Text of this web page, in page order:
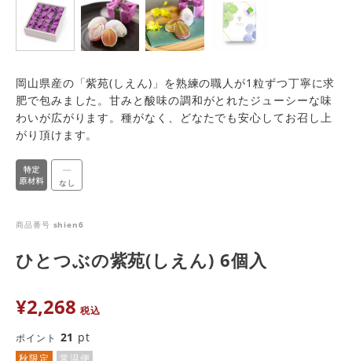
岡山県産の「紫苑(しえん)」を熟練の職人が1粒ずつ丁寧に求
肥で包みました。甘みと酸味の調和がとれたジューシーな味
わいが広がります。種がなく、どなたでも安心してお召し上
がり頂けます。
商品番号 shien6
ひとつぶの紫苑(しえん) 6個入
¥2,268 税込
ポイント 21 pt
秋限定 常温便